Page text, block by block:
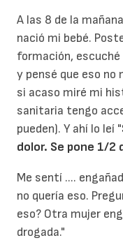
A las 8 de la
nació mi bebé.
formación, escuché
y pensé que eso no
si acaso miré mi
sanitaria tengo
pueden). Y ahí lo leí "
dolor. Se pone 1/2
Me sentí ....
no quería eso.
eso? Otra mujer
drogada."